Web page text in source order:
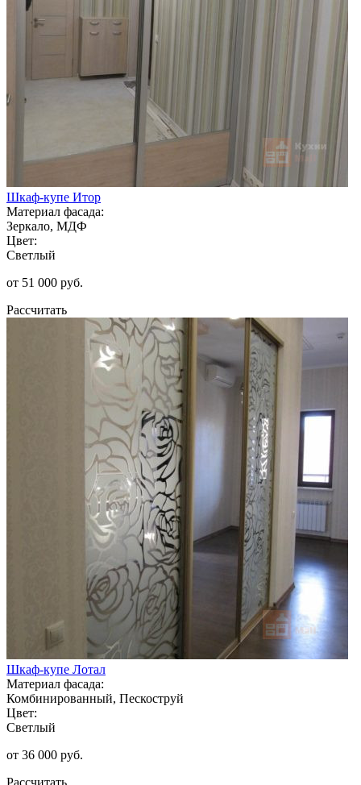
Шкаф-купе Итор
Материал фасада:
Зеркало, МДФ
Цвет:
Светлый
от 51 000 руб.
Рассчитать
Шкаф-купе Лотал
Материал фасада:
Комбинированный, Пескоструй
Цвет:
Светлый
от 36 000 руб.
Рассчитать